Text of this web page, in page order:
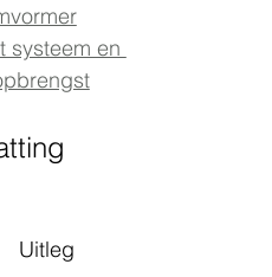
systeem en
Uitleg